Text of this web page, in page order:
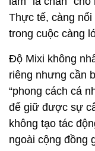
Thực tế, càng
trong cuộc càng
Độ Mixi không
riêng nhưng cần
“phong cách cá
để giữ được sự
không tạo tác
ngoài cộng đồng